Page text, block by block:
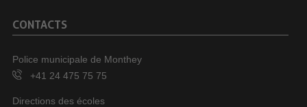
CONTACTS
Police municipale de Monthey
+41 24 475 75 75
Directions des écoles